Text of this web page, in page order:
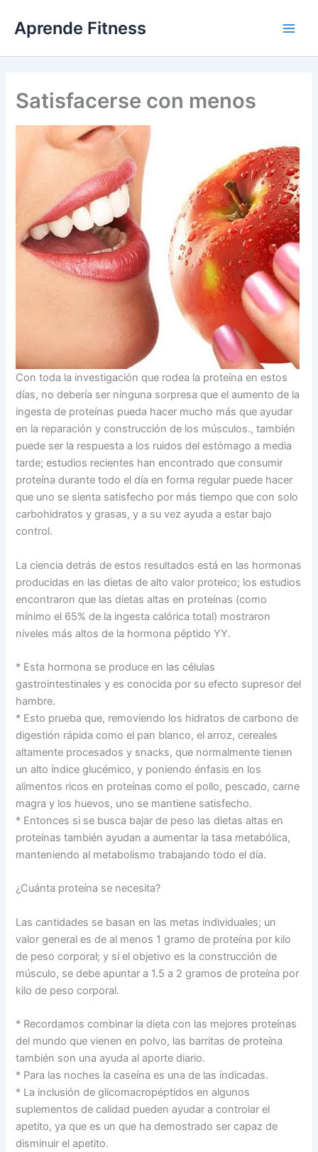
contenido
Aprende Fitness
Satisfacerse con menos
Con toda la investigación que rodea la proteína en estos
días, no debería ser ninguna sorpresa que el aumento de la
ingesta de proteínas pueda hacer mucho más que ayudar
en la reparación y construcción de los músculos., también
puede ser la respuesta a los ruidos del estómago a media
tarde; estudios recientes han encontrado que consumir
proteína durante todo el día en forma regular puede hacer
que uno se sienta satisfecho por más tiempo que con solo
carbohidratos y grasas, y a su vez ayuda a estar bajo
control.
La ciencia detrás de estos resultados está en las hormonas
producidas en las dietas de alto valor proteico; los estudios
encontraron que las dietas altas en proteínas (como
mínimo el 65% de la ingesta calórica total) mostraron
niveles más altos de la hormona péptido YY.
* Esta hormona se produce en las células
gastrointestinales y es conocida por su efecto supresor del
hambre.
* Esto prueba que, removiendo los hidratos de carbono de
digestión rápida como el pan blanco, el arroz, cereales
altamente procesados y snacks, que normalmente tienen
un alto índice glucémico, y poniendo énfasis en los
alimentos ricos en proteínas como el pollo, pescado, carne
magra y los huevos, uno se mantiene satisfecho.
* Entonces si se busca bajar de peso las dietas altas en
proteínas también ayudan a aumentar la tasa metabólica,
manteniendo al metabolismo trabajando todo el día.
¿Cuánta proteína se necesita?
Las cantidades se basan en las metas individuales; un
valor general es de al menos 1 gramo de proteína por kilo
de peso corporal; y si el objetivo es la construcción de
músculo, se debe apuntar a 1.5 a 2 gramos de proteína por
kilo de peso corporal.
* Recordamos combinar la dieta con las mejores proteínas
del mundo que vienen en polvo, las barritas de proteína
también son una ayuda al aporte diario.
* Para las noches la caseína es una de las indicadas.
* La inclusión de glicomacropéptidos en algunos
suplementos de calidad pueden ayudar a controlar el
apetito, ya que es un que ha demostrado ser capaz de
disminuir el apetito.